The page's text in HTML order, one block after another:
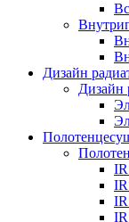
Дизайн
Дизайн